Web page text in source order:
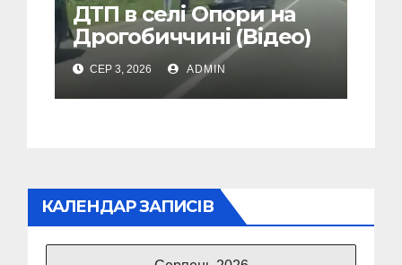
ДТП в селі Опори на
Дрогобиччині (Відео)
СЕР 3, 2026 ADMIN
КАЛЕНДАР ЗАПИСІВ